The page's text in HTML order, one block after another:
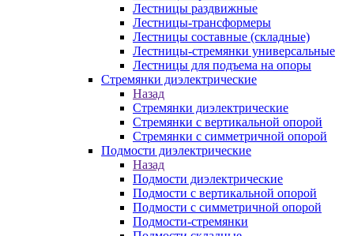
Лестницы раздвижные
Лестницы-трансформеры
Лестницы составные (складные)
Лестницы-стремянки универсальные
Лестницы для подъема на опоры
Стремянки диэлектрические
Назад
Стремянки диэлектрические
Стремянки с вертикальной опорой
Стремянки с симметричной опорой
Подмости диэлектрические
Назад
Подмости диэлектрические
Подмости с вертикальной опорой
Подмости с симметричной опорой
Подмости-стремянки